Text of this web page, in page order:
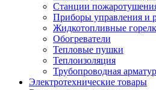
Станции
Приборы управления и
Жидкотопливные
Обогреватели
Тепловые пушки
Теплоизоляция
Трубопроводная
Электротехнические товары